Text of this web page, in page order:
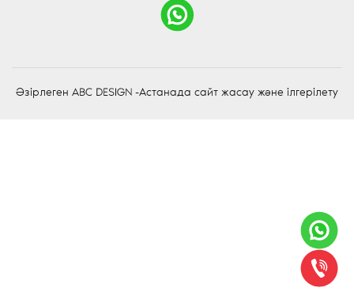
Әзірлеген -Астанада сайт жасау және ілгерілету